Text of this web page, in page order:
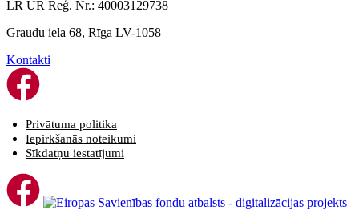
LR UR Reģ. Nr.: 40003129738
Graudu iela 68, Rīga LV-1058
Kontakti
Privātuma politika
Iepirkšanās noteikumi
Sīkdatņu iestatījumi